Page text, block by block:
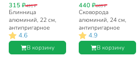
315 ₽491 ₽
Блинница
алюминий, 22 см,
антипригарное
покрытие, Vari,
HouseLoft, черный
гранит, HL52122,
4.6
В корзину
440 ₽669 ₽
Сковорода
алюминий, 24 см,
антипригарное
покрытие,
HouseLoft, черный
гранит, HL14324
4.9
В корзину